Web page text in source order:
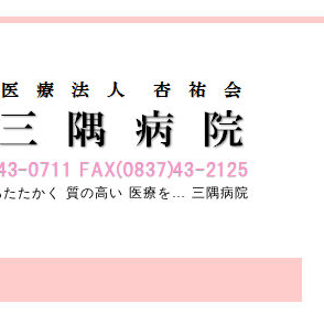
たたかく 質の高い 医療を… 三隅病院